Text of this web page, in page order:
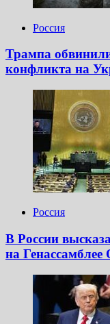
Россия
Трампа
конфликта на
Россия
В России
на